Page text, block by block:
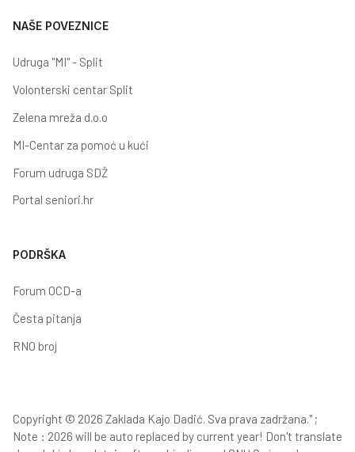
NAŠE POVEZNICE
Udruga "MI" - Split
Volonterski centar Split
Zelena mreža d.o.o
MI-Centar za pomoć u kući
Forum udruga SDŽ
Portal seniori.hr
PODRŠKA
Forum OCD-a
Česta pitanja
RNO broj
Copyright © 2026 Zaklada Kajo Dadić. Sva prava zadržana." ;
Note : 2026 will be auto replaced by current year! Don't translate